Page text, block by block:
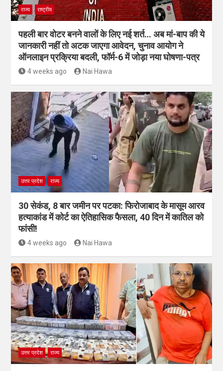
राज्य राष्ट्रीय
पहली बार वोटर बनने वालों के लिए नई शर्त… अब मां-बाप की ये
जानकारी नहीं तो अटक जाएगा आवेदन, चुनाव आयोग ने
ऑनलाइन प्रक्रिया बदली, फॉर्म-6 में जोड़ा नया घोषणा-पत्र
4 weeks ago Nai Hawa
उत्तर प्रदेश राज्य
30 सेकंड, 8 बार जमीन पर पटका: फिरोजाबाद के मासूम आरव
हत्याकांड में कोर्ट का ऐतिहासिक फैसला, 40 दिन में कातिल को
फांसी!
4 weeks ago Nai Hawa
उत्तर प्रदेश राज्य